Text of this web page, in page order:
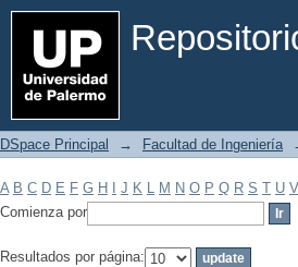
Filtrar por: Materia
DSpace Principal → Facultad de Ingeniería
A B C D E F G H J K L M N O P Q R S T U V
Comienza por
Resultados por página: